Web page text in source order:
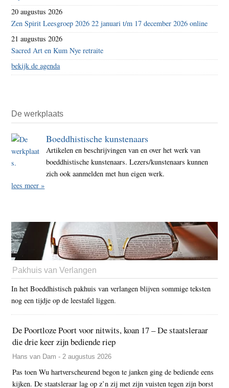
20 augustus 2026
Zen Spirit Leesgroep 2026 22 januari t/m 17 december 2026 online
21 augustus 2026
Sacred Art en Kum Nye retraite
bekijk de agenda
De werkplaats
Boeddhistische kunstenaars
Artikelen en beschrijvingen van en over het werk van
boeddhistische kunstenaars. Lezers/kunstenaars kunnen
zich ook aanmelden met hun eigen werk.
lees meer »
Pakhuis van Verlangen
In het Boeddhistisch pakhuis van verlangen blijven sommige teksten
nog een tijdje op de leestafel liggen.
De Poortloze Poort voor nitwits, koan 17 – De staatsleraar
die drie keer zijn bediende riep
Hans van Dam - 2 augustus 2026
Pas toen Wu hartverscheurend begon te janken ging de bediende eens
kijken. De staatsleraar lag op z’n zij met zijn vuisten tegen zijn borst